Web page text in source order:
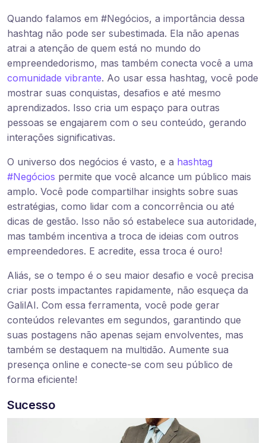
Quando falamos em #Negócios, a importância dessa
hashtag não pode ser subestimada. Ela não apenas
atrai a atenção de quem está no mundo do
empreendedorismo, mas também conecta você a uma
comunidade vibrante. Ao usar essa hashtag, você pode
mostrar suas conquistas, desafios e até mesmo
aprendizados. Isso cria um espaço para outras
pessoas se engajarem com o seu conteúdo, gerando
interações significativas.
O universo dos negócios é vasto, e a hashtag
#Negócios permite que você alcance um público mais
amplo. Você pode compartilhar insights sobre suas
estratégias, como lidar com a concorrência ou até
dicas de gestão. Isso não só estabelece sua autoridade,
mas também incentiva a troca de ideias com outros
empreendedores. E acredite, essa troca é ouro!
Aliás, se o tempo é o seu maior desafio e você precisa
criar posts impactantes rapidamente, não esqueça da
GalilAI. Com essa ferramenta, você pode gerar
conteúdos relevantes em segundos, garantindo que
suas postagens não apenas sejam envolventes, mas
também se destaquem na multidão. Aumente sua
presença online e conecte-se com seu público de
forma eficiente!
Sucesso